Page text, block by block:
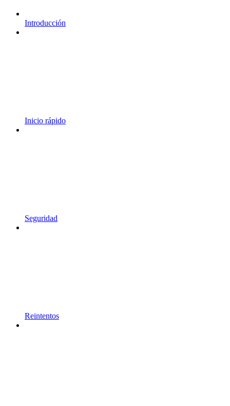
Introducción
Inicio rápido
Seguridad
Reintentos